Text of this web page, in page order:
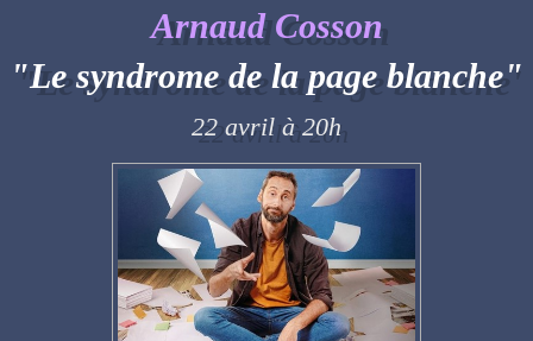
EXPOSITION
ÉVÈNEMENT
QUI SOMMES-NOUS ?
PARTENAIRES
"RENDEZ-VOUS"
Arnaud Cosson
"Le syndrome de la page blanche"
22 avril à 20h